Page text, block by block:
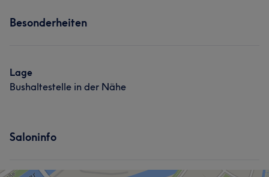
Herzlich
Besonderheiten
Lage
Bushaltestelle in der Nähe
Saloninfo